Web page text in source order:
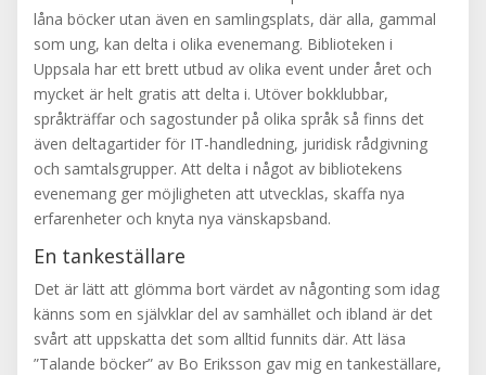
låna böcker utan även en samlingsplats, där alla, gammal
som ung, kan delta i olika evenemang. Biblioteken i
Uppsala har ett brett utbud av olika event under året och
mycket är helt gratis att delta i. Utöver bokklubbar,
språkträffar och sagostunder på olika språk så finns det
även deltagartider för IT-handledning, juridisk rådgivning
och samtalsgrupper. Att delta i något av bibliotekens
evenemang ger möjligheten att utvecklas, skaffa nya
erfarenheter och knyta nya vänskapsband.
En tankeställare
Det är lätt att glömma bort värdet av någonting som idag
känns som en självklar del av samhället och ibland är det
svårt att uppskatta det som alltid funnits där. Att läsa
”Talande böcker” av Bo Eriksson gav mig en tankeställare,